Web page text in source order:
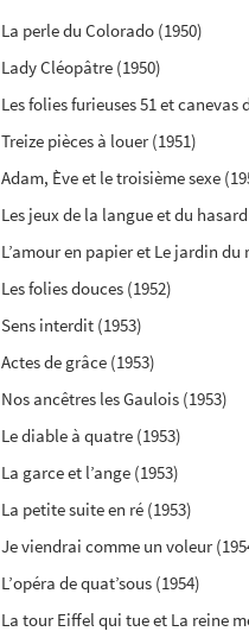
La perle du Colorado (1950)
Lady Cléopâtre (1950)
Les folies furieuses 51 et canevas
Treize pièces à louer (1951)
Adam, Ève et le troisième sexe
Les jeux de la langue et du
L’amour en papier et Le jardin du
Les folies douces (1952)
Sens interdit (1953)
Actes de grâce (1953)
Nos ancêtres les Gaulois (1953)
Le diable à quatre (1953)
La garce et l’ange (1953)
La petite suite en ré (1953)
Je viendrai comme un voleur
L’opéra de quat’sous (1954)
La tour Eiffel qui tue et La reine